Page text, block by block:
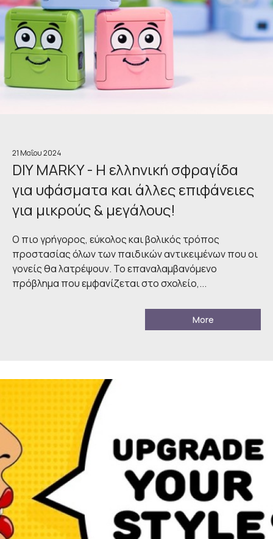
21 Μαΐου 2024
DIY MARKY - Η ελληνική σφραγίδα
για υφάσματα και άλλες επιφάνειες
για μικρούς & μεγάλους!
Ο πιο γρήγορος, εύκολος και βολικός τρόπος
προστασίας όλων των παιδικών αντικειμένων που οι
γονείς θα λατρέψουν. Το επαναλαμβανόμενο
πρόβλημα που εμφανίζεται στο σχολείο,...
More